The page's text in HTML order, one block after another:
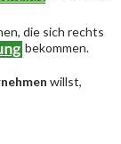
die sich rechts
bekommen.
willst,